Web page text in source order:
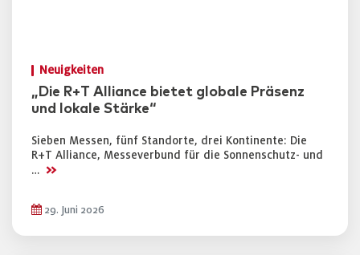
Neuigkeiten
„Die R+T Alliance bietet globale Präsenz
und lokale Stärke“
Sieben Messen, fünf Standorte, drei Kontinente: Die
R+T Alliance, Messeverbund für die Sonnenschutz- und
… >>
29. Juni 2026